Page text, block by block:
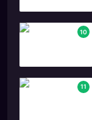
10
11